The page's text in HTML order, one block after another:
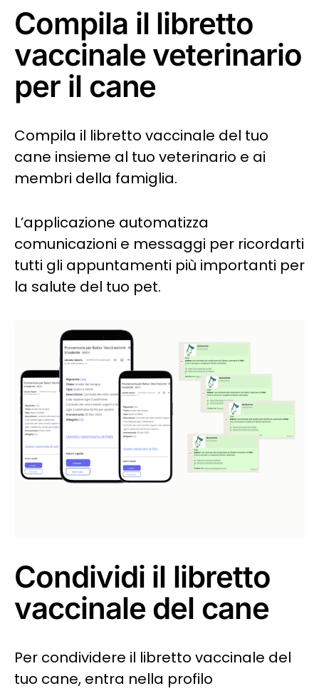
Compila il libretto
vaccinale veterinario
per il cane
Compila il libretto vaccinale del tuo
cane insieme al tuo veterinario e ai
membri della famiglia.
L’applicazione automatizza
comunicazioni e messaggi per ricordarti
tutti gli appuntamenti più importanti per
la salute del tuo pet.
Condividi il libretto
vaccinale del cane
Per condividere il libretto vaccinale del
tuo cane, entra nella profilo